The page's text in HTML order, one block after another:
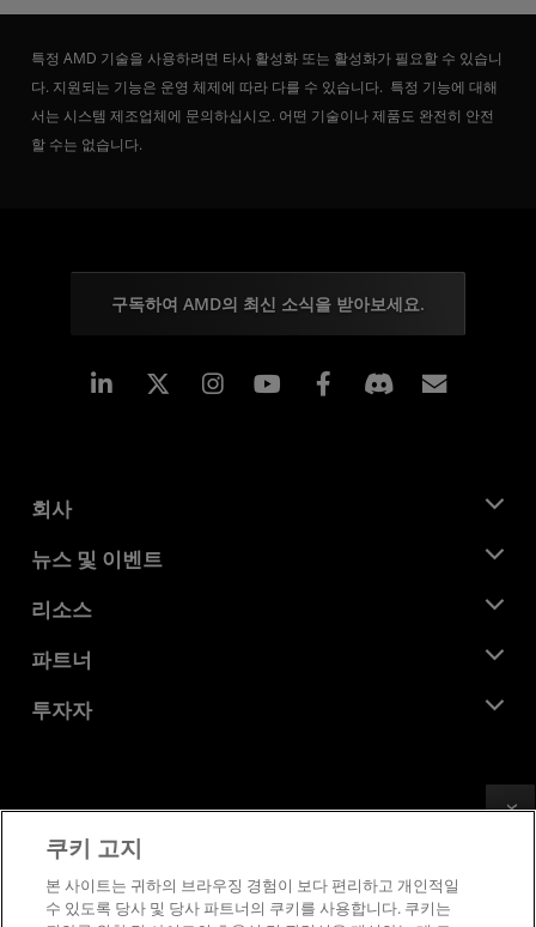
특정 AMD 기술을 사용하려면 타사 활성화 또는 활성화가 필요할 수 있습니
다. 지원되는 기능은 운영 체제에 따라 다를 수 있습니다. 특정 기능에 대해
서는 시스템 제조업체에 문의하십시오. 어떤 기술이나 제품도 완전히 안전
할 수는 없습니다.
구독하여 AMD의 최신 소식을 받아보세요.
Linkedin Instagram Facebook
회사
AMD 소개
기업의 사회적 책임
채용
문의하기
뉴스 및 이벤트
뉴스룸
미디어 라이브러리
리소스
개발자 센트럴
사례 연구
파트너
AMD 파트너 허브
투자자
이사위원회
거버넌스 문서
SEC 신고서
상표
공급망 투명성
쿠키 고지
본 사이트는 귀하의 브라우징 경험이 보다 편리하고 개인적일
수 있도록 당사 및 당사 파트너의 쿠키를 사용합니다. 쿠키는